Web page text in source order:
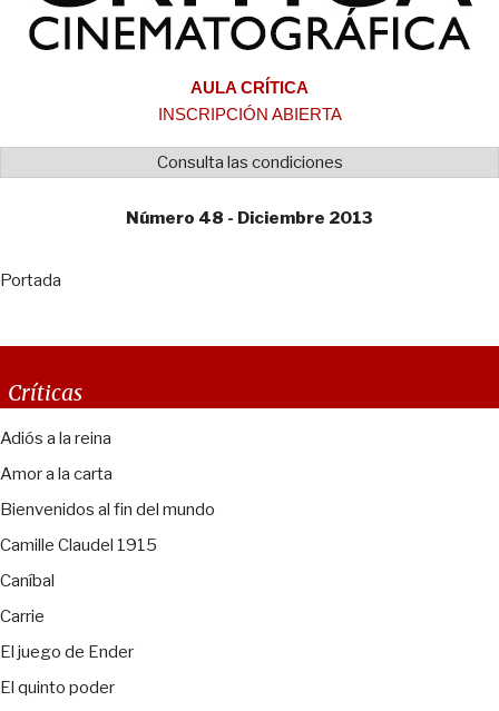
AULA CRÍTICA
INSCRIPCIÓN ABIERTA
Consulta las condiciones
Número 48 - Diciembre 2013
Portada
Críticas
Adiós a la reina
Amor a la carta
Bienvenidos al fin del mundo
Camille Claudel 1915
Caníbal
Carrie
El juego de Ender
El quinto poder